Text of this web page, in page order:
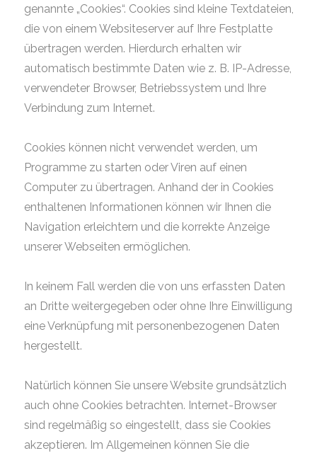
genannte „Cookies“. Cookies sind kleine Textdateien,
die von einem Websiteserver auf Ihre Festplatte
übertragen werden. Hierdurch erhalten wir
automatisch bestimmte Daten wie z. B. IP-Adresse,
verwendeter Browser, Betriebssystem und Ihre
Verbindung zum Internet.
Cookies können nicht verwendet werden, um
Programme zu starten oder Viren auf einen
Computer zu übertragen. Anhand der in Cookies
enthaltenen Informationen können wir Ihnen die
Navigation erleichtern und die korrekte Anzeige
unserer Webseiten ermöglichen.
In keinem Fall werden die von uns erfassten Daten
an Dritte weitergegeben oder ohne Ihre Einwilligung
eine Verknüpfung mit personenbezogenen Daten
hergestellt.
Natürlich können Sie unsere Website grundsätzlich
auch ohne Cookies betrachten. Internet-Browser
sind regelmäßig so eingestellt, dass sie Cookies
akzeptieren. Im Allgemeinen können Sie die